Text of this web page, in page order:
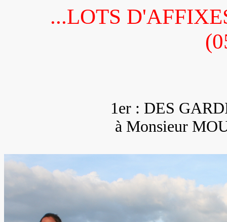
...LOTS
1er : DES
à Monsieur